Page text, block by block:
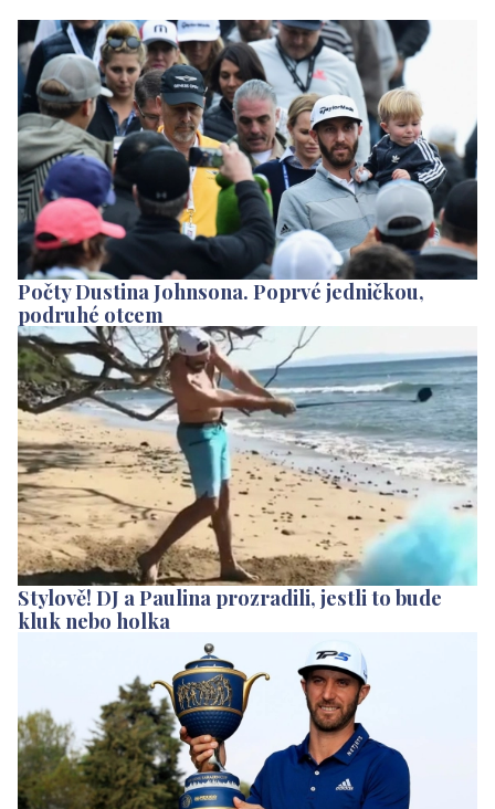
Počty Dustina Johnsona. Poprvé jedničkou,
podruhé otcem
Stylově! DJ a Paulina prozradili, jestli to bude
kluk nebo holka